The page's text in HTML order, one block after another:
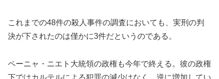
これまでの48件の殺人事件の調査においても、実刑の判
決が下されたのは僅かに3件だというのである。
ペーニャ・ニエト大統領の政権も今年で終える。彼の政権
下ではカルテルによる犯罪の減少はなく、逆に増加してい